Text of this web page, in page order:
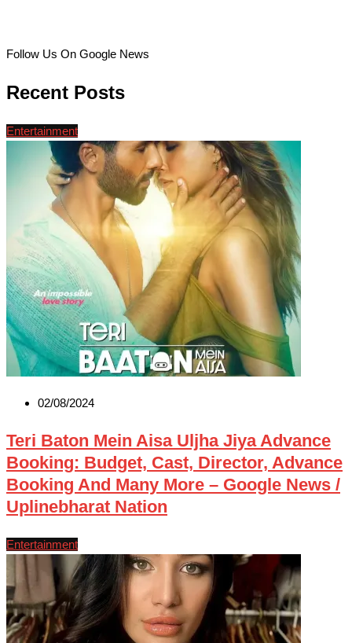
Follow Us On Google News
Recent Posts
Entertainment
02/08/2024
Teri Baton Mein Aisa Uljha Jiya Advance
Booking: Budget, Cast, Director, Advance
Booking And Many More – Google News /
Uplinebharat Nation
Entertainment